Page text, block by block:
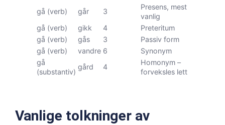
gå (verb) går 3
Presens, mest
vanlig
gå (verb)
gikk 4
Preteritum
gå (verb)
gås 3
Passiv form
gå (verb)
vandre 6
Synonym
gå
(substantiv)
gård 4
Homonym –
forveksles lett
Vanlige tolkninger av